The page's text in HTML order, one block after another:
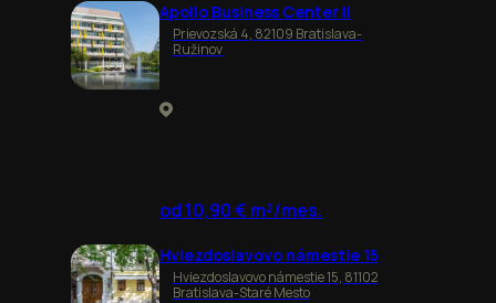
Apollo Business Center II
Prievozská 4, 82109 Bratislava-
Ružinov
od 10,90 € m²/mes.
Hviezdoslavovo námestie 15
Hviezdoslavovo námestie 15, 81102
Bratislava-Staré Mesto